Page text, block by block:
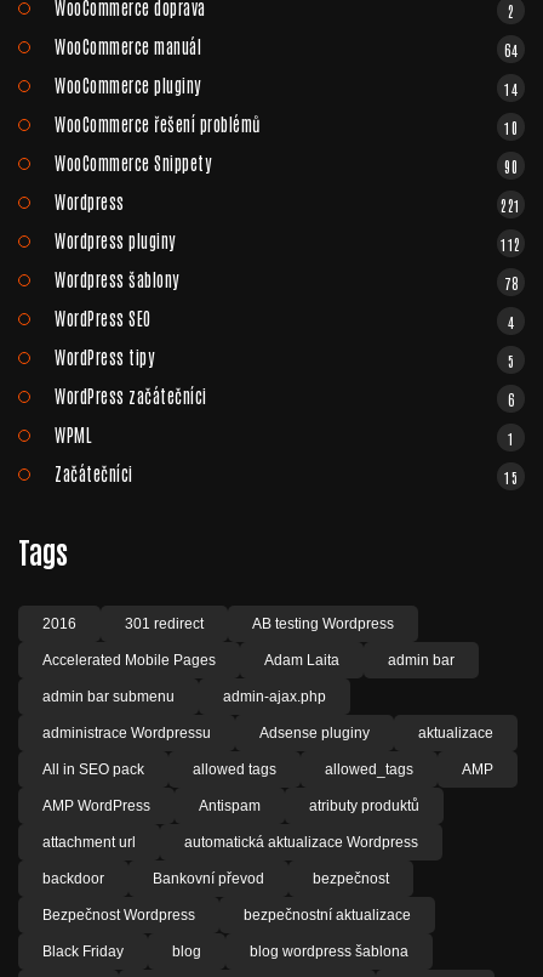
WooCommerce doprava 2
WooCommerce manuál 64
WooCommerce pluginy 14
WooCommerce řešení problémů 10
WooCommerce Snippety 90
Wordpress 221
Wordpress pluginy 112
Wordpress šablony 78
WordPress SEO 4
WordPress tipy 5
WordPress začátečníci 6
WPML 1
Začátečníci 15
Tags
2016 301 redirect AB testing Wordpress
Accelerated Mobile Pages Adam Laita admin bar
admin bar submenu admin-ajax.php
administrace Wordpressu Adsense pluginy aktualizace
All in SEO pack allowed tags allowed_tags AMP
AMP WordPress Antispam atributy produktů
attachment url automatická aktualizace Wordpress
backdoor Bankovní převod bezpečnost
Bezpečnost Wordpress bezpečnostní aktualizace
Black Friday blog blog wordpress šablona